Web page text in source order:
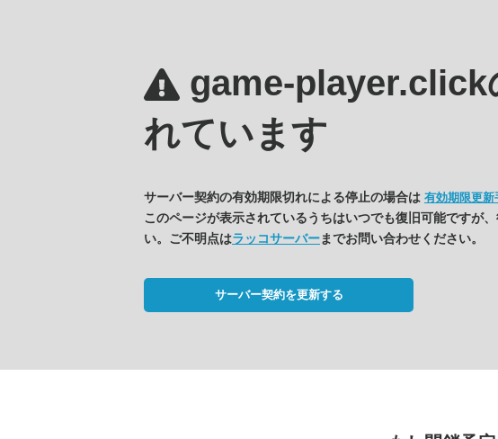
game-player.click
れています
サーバー契約の有効期限切れによる停止の場合は 有効期限更新
このページが表示されているうちはいつでも復旧可能ですが
い。ご不明点はラッコサーバーまでお問い合わせください。
サーバー契約を更新する